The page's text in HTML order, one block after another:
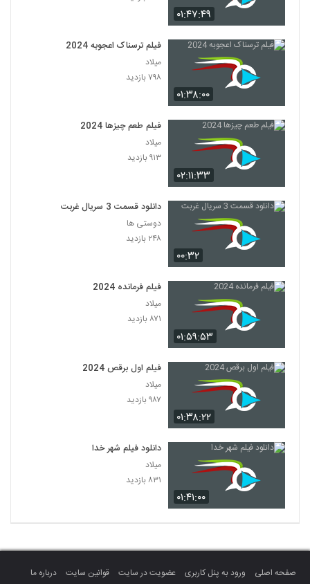
۰۱:۴۷:۴۹
۰۱:۳۸:۰۰
فیلم ترسناک اعجوبه 2024
میلاد
۷۹۸ بازدید
۰۲:۱۱:۳۳
فیلم طعم چیزها 2024
میلاد
۹۱۳ بازدید
۰۰:۳۲
دانلود قسمت 3 سریال غربت
دوستی ها
۲۴۸ بازدید
۰۱:۵۹:۵۳
فیلم فرمانده 2024
میلاد
۸۷۱ بازدید
۰۱:۳۸:۲۲
فیلم اول برقص 2024
میلاد
۹۸۷ بازدید
۰۱:۴۱:۰۰
دانلود فیلم شهر خدا
میلاد
۸۳۱ بازدید
صفحه اصلی ورود به پنل کاربری عضویت در سایت قوانین سایت
درباره ما